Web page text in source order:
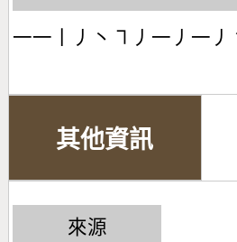
一一丨丿丶㇕丿一丿一丿
其他資訊
來源